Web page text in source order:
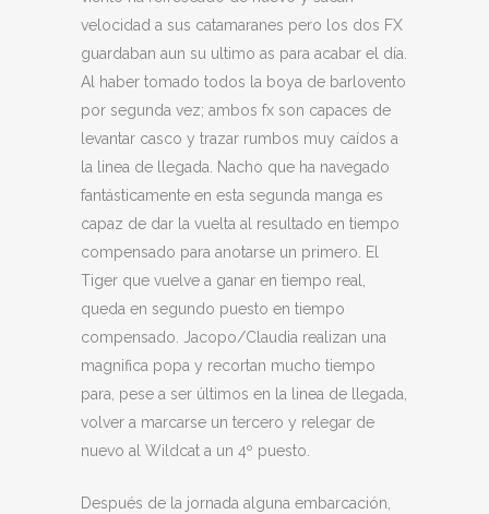
velocidad a sus catamaranes pero los dos FX
guardaban aun su ultimo as para acabar el día.
Al haber tomado todos la boya de barlovento
por segunda vez; ambos fx son capaces de
levantar casco y trazar rumbos muy caídos a
la linea de llegada. Nacho que ha navegado
fantásticamente en esta segunda manga es
capaz de dar la vuelta al resultado en tiempo
compensado para anotarse un primero. El
Tiger que vuelve a ganar en tiempo real,
queda en segundo puesto en tiempo
compensado. Jacopo/Claudia realizan una
magnifica popa y recortan mucho tiempo
para, pese a ser últimos en la linea de llegada,
volver a marcarse un tercero y relegar de
nuevo al Wildcat a un 4º puesto.
Después de la jornada alguna embarcación,